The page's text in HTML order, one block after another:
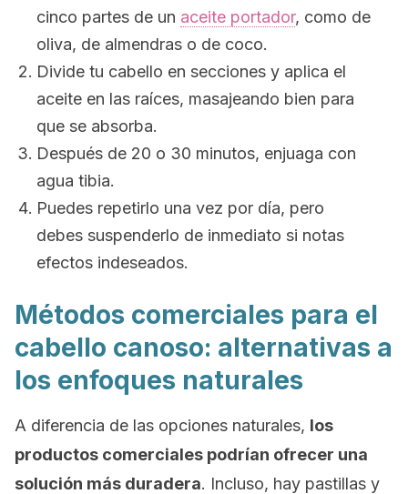
cinco partes de un aceite portador, como de
oliva, de almendras o de coco.
Divide tu cabello en secciones y aplica el
aceite en las raíces, masajeando bien para
que se absorba.
Después de 20 o 30 minutos, enjuaga con
agua tibia.
Puedes repetirlo una vez por día, pero
debes suspenderlo de inmediato si notas
efectos indeseados.
Métodos comerciales para el
cabello canoso: alternativas a
los enfoques naturales
A diferencia de las opciones naturales, los
productos comerciales podrían ofrecer una
solución más duradera. Incluso, hay pastillas y